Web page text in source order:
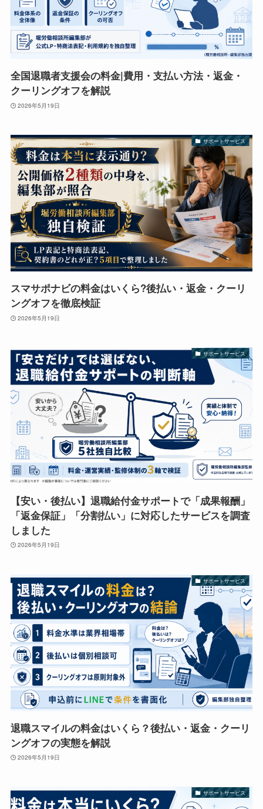
全国退職者支援会の料金|費用・支払い方法・返金・
クーリングオフを解説
2026年5月19日
サポートサービス
スマサポナビの料金はいくら?後払い・返金・クーリ
ングオフを徹底検証
2026年5月19日
サポートサービス
【安い・後払い】退職給付金サポートで「成果報酬」
「返金保証」「分割払い」に対応したサービスを調査
しました
2026年5月19日
サポートサービス
退職スマイルの料金はいくら？後払い・返金・クーリ
ングオフの実態を解説
2026年5月19日
サポートサービス